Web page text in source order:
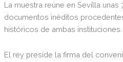
La muestra reúne en Sevilla unas
documentos inéditos
históricos de ambas instituciones.
El rey preside la firma del